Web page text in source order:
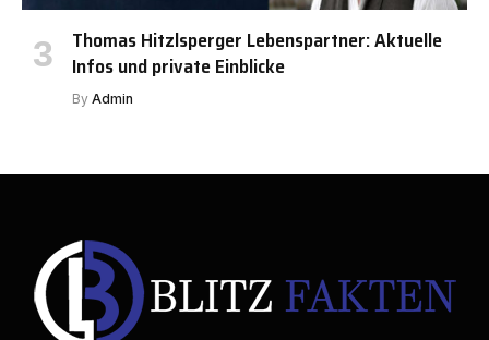
Thomas Hitzlsperger Lebenspartner: Aktuelle
Infos und private Einblicke
By Admin